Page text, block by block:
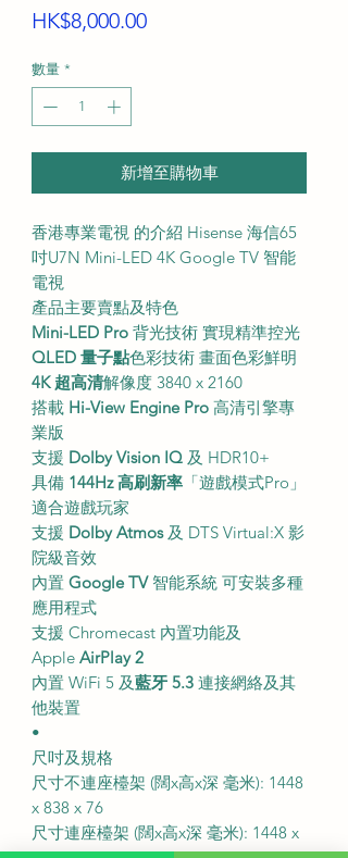
HK$8,000.00價
數量 *
新增至購物車
香港專業電視 的介紹 Hisense 海信65
吋U7N Mini-LED 4K Google TV 智能
電視
產品主要賣點及特色
Mini-LED Pro 背光技術 實現精準控光
QLED 量子點色彩技術 畫面色彩鮮明
4K 超高清解像度 3840 x 2160
搭載 Hi-View Engine Pro 高清引擎專
業版
支援 Dolby Vision IQ 及 HDR10+
具備 144Hz 高刷新率 「遊戲模式Pro」
適合遊戲玩家
支援 Dolby Atmos及 DTS Virtual:X 影
院級音效
內置 Google TV智能系統 可安裝多種
應用程式
支援 Chromecast 內置功能及
Apple AirPlay 2
內置 WiFi 5 及藍牙 5.3 連接網絡及其
他裝置
•
尺吋及規格
尺寸不連座檯架 (闊x高x深 毫米): 1448
x 838 x 76
尺寸連座檯架 (闊x高x深 毫米): 1448 x